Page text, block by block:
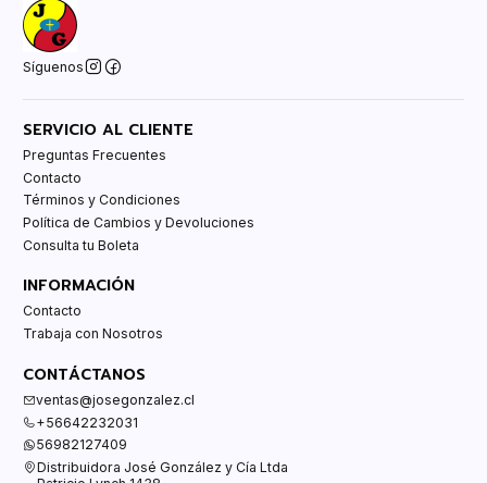
Síguenos
SERVICIO AL CLIENTE
Preguntas Frecuentes
Contacto
Términos y Condiciones
Política de Cambios y Devoluciones
Consulta tu Boleta
INFORMACIÓN
Contacto
Trabaja con Nosotros
CONTÁCTANOS
ventas@josegonzalez.cl
+56642232031
56982127409
Distribuidora José González y Cía Ltda